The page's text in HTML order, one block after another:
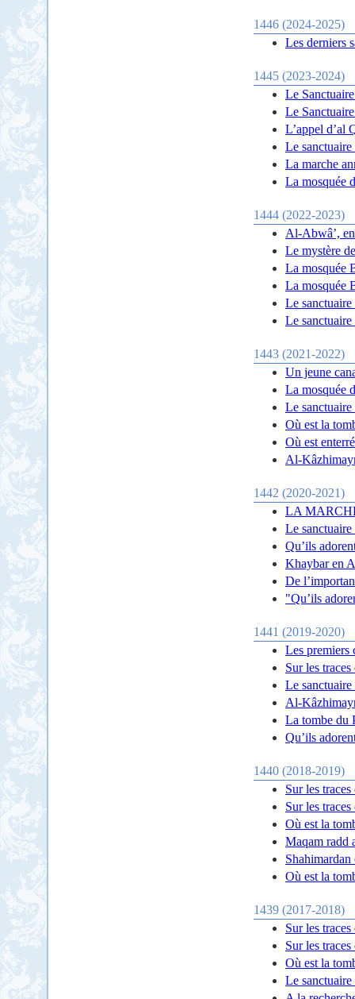
1446 (2024-2025)
Les derniers
1445 (2023-2024)
Le
Le
L’appel d’al
Le
La marche
La mosquée
1444 (2022-2023)
Al-Abwâ’,
Le mystère
La mosquée
La mosquée
Le
Le
1443 (2021-2022)
Un jeune
La mosquée
Le
Où est la
Où est
Al-
1442 (2020-2021)
LA
Le
Qu’ils
Khaybar en
De
"Qu’ils
1441 (2019-2020)
Les premiers
Sur les
Le
Al-
La tombe du
Qu’ils
1440 (2018-2019)
Sur les
Sur les
Où est la
Maqam radd
Où est la
1439 (2017-2018)
Sur les
Sur les
Où est la
Le